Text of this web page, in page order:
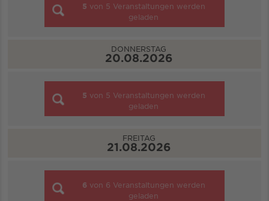
5 von 5 Veranstaltungen werden
geladen
DONNERSTAG
20.08.2026
5 von 5 Veranstaltungen werden
geladen
FREITAG
21.08.2026
6 von 6 Veranstaltungen werden
geladen